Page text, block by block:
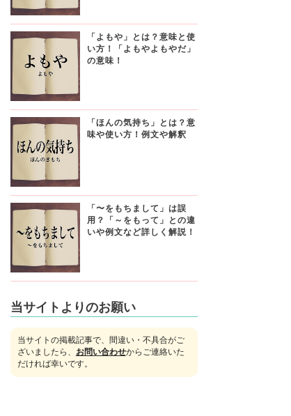
「よもや」とは？意味と使
い方！「よもやよもやだ」
の意味！
「ほんの気持ち」とは？意
味や使い方！例文や解釈
「〜をもちまして」は誤
用？「～をもって」との違
いや例文など詳しく解説！
当サイトよりのお願い
当サイトの掲載記事で、間違い・不具合がご
ざいましたら、 お問い合わせからご連絡いた
だければ幸いです。